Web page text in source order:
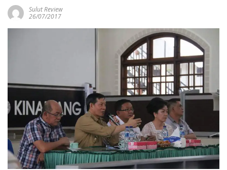
Sulut Review
26/07/2017